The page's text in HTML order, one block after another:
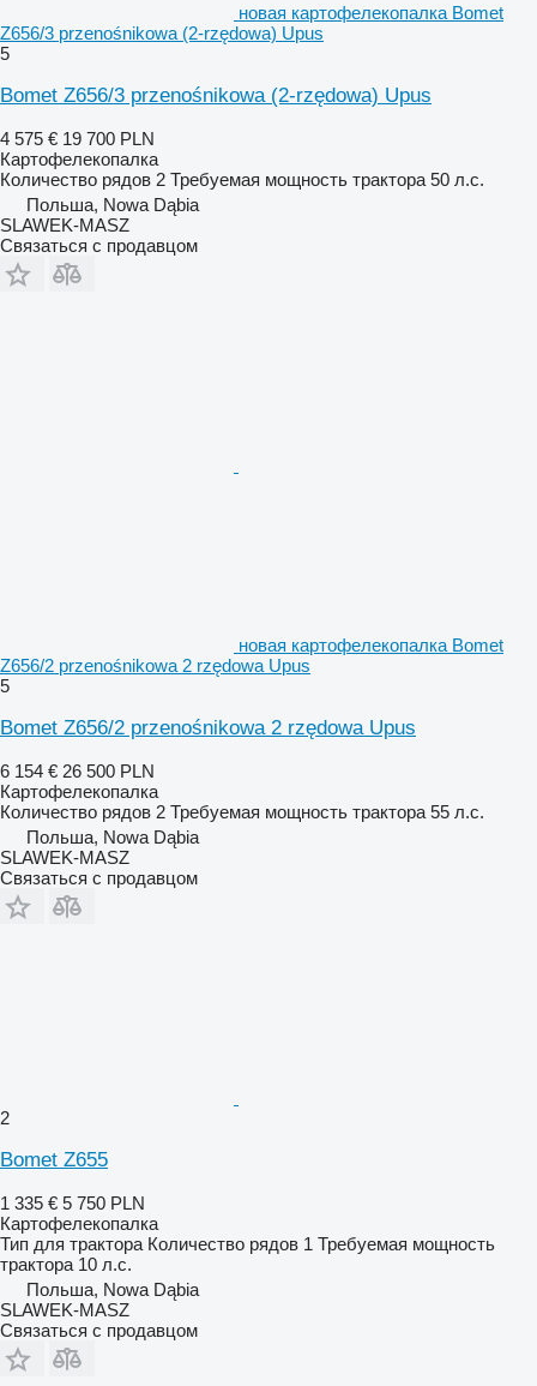
новая картофелекопалка Bomet
Z656/3 przenośnikowa (2-rzędowa) Upus
5
Bomet Z656/3 przenośnikowa (2-rzędowa) Upus
4 575 € 19 700 PLN
Картофелекопалка
Количество рядов 2 Требуемая мощность трактора 50 л.с.
Польша, Nowa Dąbia
SLAWEK-MASZ
Связаться с продавцом
новая картофелекопалка Bomet
Z656/2 przenośnikowa 2 rzędowa Upus
5
Bomet Z656/2 przenośnikowa 2 rzędowa Upus
6 154 € 26 500 PLN
Картофелекопалка
Количество рядов 2 Требуемая мощность трактора 55 л.с.
Польша, Nowa Dąbia
SLAWEK-MASZ
Связаться с продавцом
2
Bomet Z655
1 335 € 5 750 PLN
Картофелекопалка
Тип для трактора Количество рядов 1 Требуемая мощность
трактора 10 л.с.
Польша, Nowa Dąbia
SLAWEK-MASZ
Связаться с продавцом